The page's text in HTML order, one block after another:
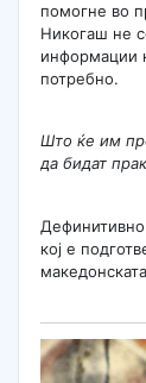
помогне во
Никогаш не
информации
потребно.
Што ќе им
да бидат
кој е